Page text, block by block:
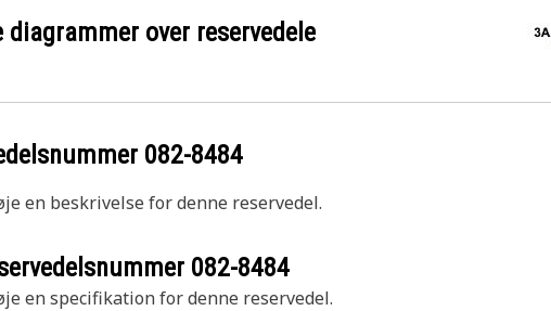
over reservedele
082-8484
en beskrivelse for denne reservedel.
082-8484
en specifikation for denne reservedel.